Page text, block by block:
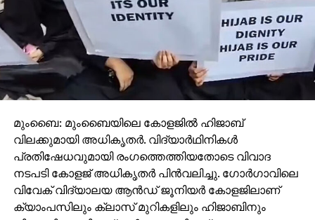
മുംബൈ: മുംബൈയിലെ കോളജിൽ ഹിജാബ്
വിലക്കുമായി അധികൃതർ. വിദ്യാർഥിനികൾ
പ്രതിഷേധവുമായി രം​ഗത്തെത്തിയതോടെ വിവാദ
നടപടി കോളജ് അധികൃതർ പിൻവലിച്ചു. ഗോർ​ഗാവിലെ
വിവേക് വിദ്യാലയ ആൻഡ് ജൂനിയർ കോളജിലാണ്
ക്യാംപസിലും ക്ലാസ് മുറികളിലും ഹിജാബിനും